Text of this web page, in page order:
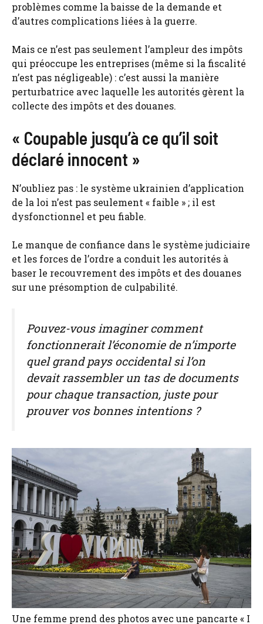
problèmes comme la baisse de la demande et
d’autres complications liées à la guerre.
Mais ce n’est pas seulement l’ampleur des impôts
qui préoccupe les entreprises (même si la fiscalité
n’est pas négligeable) : c’est aussi la manière
perturbatrice avec laquelle les autorités gèrent la
collecte des impôts et des douanes.
« Coupable jusqu’à ce qu’il soit
déclaré innocent »
N’oubliez pas : le système ukrainien d’application
de la loi n’est pas seulement « faible » ; il est
dysfonctionnel et peu fiable.
Le manque de confiance dans le système judiciaire
et les forces de l’ordre a conduit les autorités à
baser le recouvrement des impôts et des douanes
sur une présomption de culpabilité.
Pouvez-vous imaginer comment
fonctionnerait l’économie de n’importe
quel grand pays occidental si l’on
devait rassembler un tas de documents
pour chaque transaction, juste pour
prouver vos bonnes intentions ?
Une femme prend des photos avec une pancarte « I